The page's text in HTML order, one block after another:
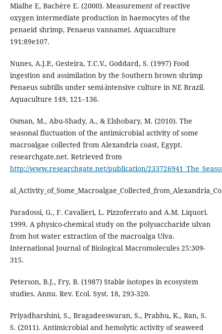
Mialhe E, Bachère E. (2000). Measurement of reactive
oxygen intermediate production in haemocytes of the
penaeid shrimp, Penaeus vannamei. Aquaculture
191:89e107.
Nunes, A.J.P., Gesteira, T.C.V., Goddard, S. (1997) Food
ingestion and assimilation by the Southern brown shrimp
Penaeus subtilis under semi-intensive culture in NE Brazil.
Aquaculture 149, 121–136.
Osman, M., Abu-Shady, A., & Elshobary, M. (2010). The
seasonal fluctuation of the antimicrobial activity of some
macroalgae collected from Alexandria coast, Egypt.
researchgate.net. Retrieved from
http://www.researchgate.net/publication/
Paradossi, G., F. Cavalieri, L. Pizzoferrato and A.M. Liquori.
1999. A physico-chemical study on the polysaccharide ulvan
from hot water extraction of the macroalga Ulva.
International Journal of Biological Macromolecules 25:309-
315.
Peterson, B.J., Fry, B. (1987) Stable isotopes in ecosystem
studies. Annu. Rev. Ecol. Syst. 18, 293-320.
Priyadharshini, S., Bragadeeswaran, S., Prabhu, K., Ran, S.
S. (2011). Antimicrobial and hemolytic activity of seaweed